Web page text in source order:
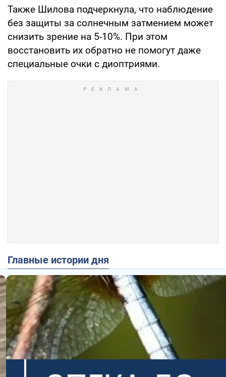
Также Шилова подчеркнула, что наблюдение
без защиты за солнечным затмением может
снизить зрение на 5-10%. При этом
восстановить их обратно не помогут даже
специальные очки с диоптриями.
Главные истории дня